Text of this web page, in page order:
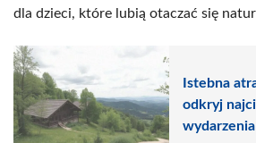
dla dzieci, które lubią otaczać się
Istebna
odkryj
wydarzenia